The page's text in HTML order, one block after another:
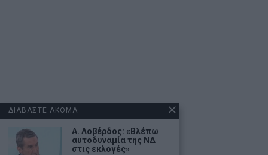
ΔΙΑΒΑΣΤΕ ΑΚΟΜΑ
Α. Λοβέρδος: «Βλέπω
αυτοδυναμία της ΝΔ
στις εκλογές»